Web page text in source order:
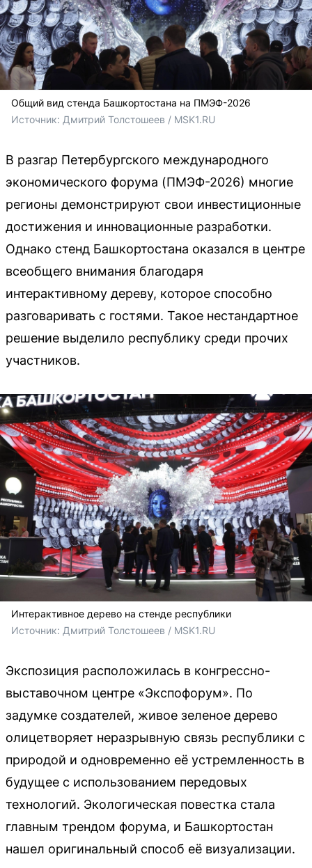
Общий вид стенда Башкортостана на ПМЭФ-2026
Источник: Дмитрий Толстошеев / MSK1.RU
В разгар Петербургского международного
экономического форума (ПМЭФ-2026) многие
регионы демонстрируют свои инвестиционные
достижения и инновационные разработки.
Однако стенд Башкортостана оказался в центре
всеобщего внимания благодаря
интерактивному дереву, которое способно
разговаривать с гостями. Такое нестандартное
решение выделило республику среди прочих
участников.
Интерактивное дерево на стенде республики
Источник: Дмитрий Толстошеев / MSK1.RU
Экспозиция расположилась в конгрессно-
выставочном центре «Экспофорум». По
задумке создателей, живое зеленое дерево
олицетворяет неразрывную связь республики с
природой и одновременно её устремленность в
будущее с использованием передовых
технологий. Экологическая повестка стала
главным трендом форума, и Башкортостан
нашел оригинальный способ её визуализации.